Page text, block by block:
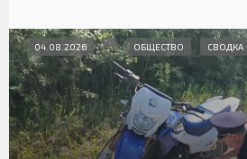
04.08.2026 ОБЩЕСТВО СВОДКА